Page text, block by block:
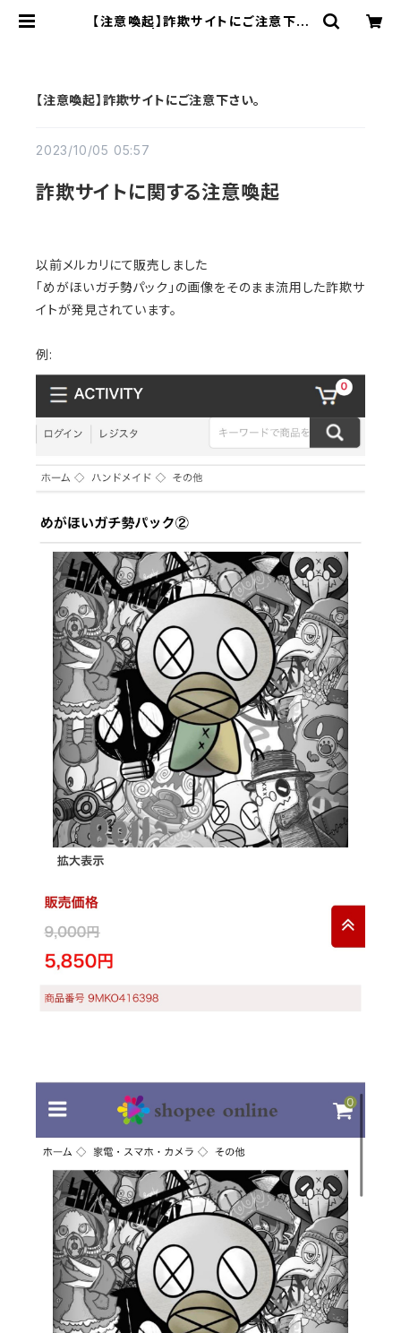
【注意喚起】詐欺サイトにご注意下さ
【注意喚起】詐欺サイトにご注意下さい。
2023/10/05 05:57
詐欺サイトに関する注意喚起
以前メルカリにて販売しました
「めがほいガチ勢パック」の画像をそのまま流用した詐欺サ
イトが発見されています。
例: